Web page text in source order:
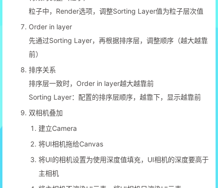
粒子中，Render选项，调整Sorting Layer值为粒子层次值
Order in layer
先通过Sorting Layer，再根据排序层，调整顺序（越大越靠
前）
排序关系
排序层一致时，Order in layer越大越靠前
Sorting Layer：配置的排序层顺序，越靠下，显示越靠前
双相机叠加
建立Camera
将UI相机拖给Canvas
将UI的相机设置为使用深度值填充，UI相机的深度要高于
主相机